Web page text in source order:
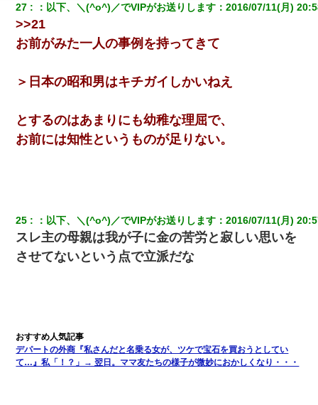
27 ： 以下、＼(^o^)／でVIPがお送りします ：2016/07/11(月)
>>21
お前がみた一人の事例を持ってきて
＞日本の昭和男はキチガイしかいねえ
とするのはあまりにも幼稚な理屈で、
お前には知性というものが足りない。
25 ： 以下、＼(^o^)／でVIPがお送りします ：2016/07/11(月)
スレ主の母親は我が子に金の苦労と寂しい思いを
させてないという点で立派だな
デパートの外商『私さんだと名乗る女が、ツケで宝石を買おうとしてい
て…』私「！？」→ 翌日。ママ友たちの様子が微妙におかしくなり・・・